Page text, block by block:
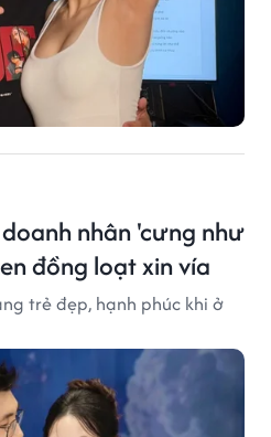
nhân 'cưng như
đồng loạt xin vía
trẻ đẹp, hạnh phúc khi ở